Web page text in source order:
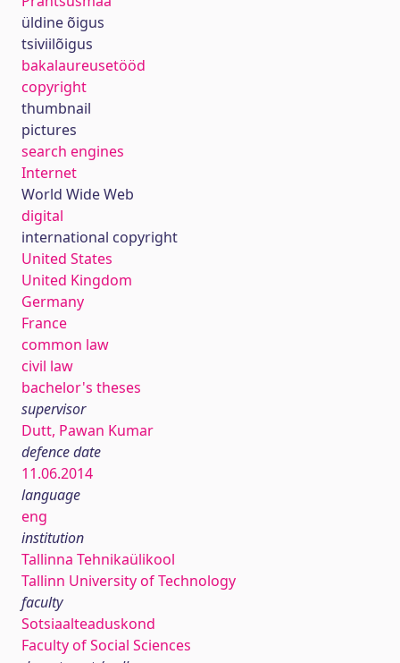
üldine õigus
tsiviilõigus
bakalaureusetööd
copyright
thumbnail
pictures
search engines
Internet
World Wide Web
digital
international copyright
United States
United Kingdom
Germany
France
common law
civil law
bachelor's theses
supervisor
Dutt, Pawan Kumar
defence date
11.06.2014
language
eng
institution
Tallinna Tehnikaülikool
Tallinn University of Technology
faculty
Sotsiaalteaduskond
Faculty of Social Sciences